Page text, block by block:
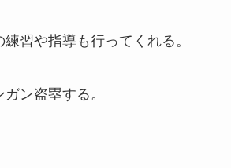
習や指導も行ってくれる。
ン盗塁する。